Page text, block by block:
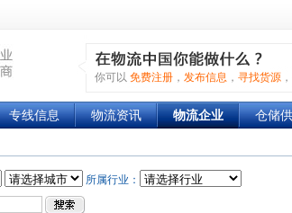
你可以 免费注册 ， 发布信息 ， 寻找货源 ，
专线信息 物流资讯 物流企业 仓储
所属行业：